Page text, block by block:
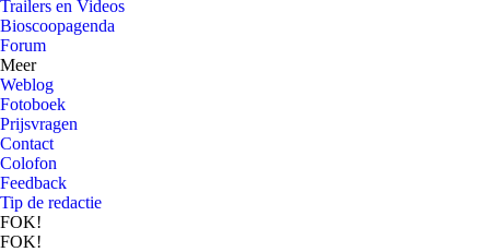
Trailers en Videos
Bioscoopagenda
Forum
Meer
Weblog
Fotoboek
Prijsvragen
Contact
Colofon
Feedback
Tip de redactie
FOK!
FOK!